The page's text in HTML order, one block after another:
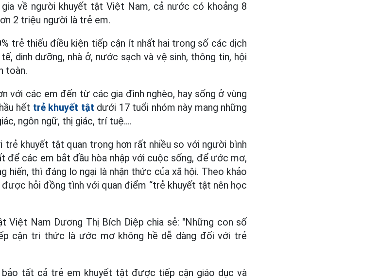
về người khuyết tật Việt Nam, cả nước có khoảng 8
2 triệu người là trẻ em.
trẻ thiếu điều kiện tiếp cận ít nhất hai trong số các dịch
dinh dưỡng, nhà ở, nước sạch và vệ sinh, thông tin, hội
toàn.
với các em đến từ các gia đình nghèo, hay sống ở vùng
hết trẻ khuyết tật dưới 17 tuổi nhóm này mang những
ngôn ngữ, thị giác, trí tuệ….
khuyết tật quan trọng hơn rất nhiều so với người bình
để các em bắt đầu hòa nhập với cuộc sống, để ước mơ,
hiến, thì đáng lo ngại là nhận thức của xã hội. Theo khảo
được hỏi đồng tình với quan điểm “trẻ khuyết tật nên học
Việt Nam Dương Thị Bích Diệp chia sẻ: "Những con số
cận tri thức là ước mơ không hề dễ dàng đối với trẻ
bảo tất cả trẻ em khuyết tật được tiếp cận giáo dục và